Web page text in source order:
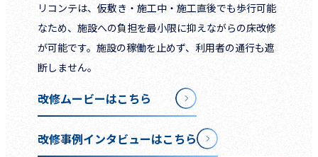
リコンテは、仮敷き・施工中・施工直後でも歩行可能
なため、施設への負担を最小限に抑えながらの床改修
が可能です。施設の稼働を止めず、利用者の通行も遮
断しません。
改修ムービーはこちら
改修事例インタビューはこちら